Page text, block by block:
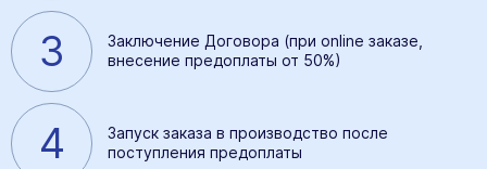
3
Заключение Договора (при online заказе,
внесение предоплаты от 50%)
4
Запуск заказа в производство после
поступления предоплаты